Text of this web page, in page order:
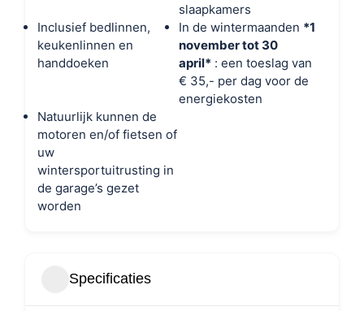
slaapkamers
Inclusief bedlinnen,
keukenlinnen en
handdoeken
In de wintermaanden *1
november tot 30
april* : een toeslag van
€ 35,- per dag voor de
energiekosten
Natuurlijk kunnen de
motoren en/of fietsen of
uw
wintersportuitrusting in
de garage’s gezet
worden
Specificaties